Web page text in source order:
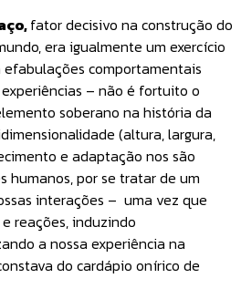
fator decisivo na construção do
era igualmente um exercício
comportamentais
– não é fortuito o
soberano na história da
(altura, largura,
e adaptação nos são
humanos, por se tratar de um
interações – uma vez que
reações, induzindo
a nossa experiência na
do cardápio onírico de